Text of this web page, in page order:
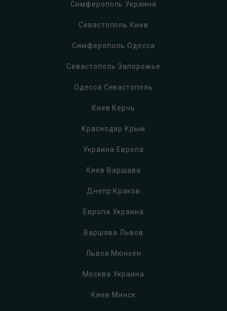
Симферополь Украина
Севастополь Киев
Симферополь Одесса
Севастополь Запорожье
Одесса Севастополь
Киев Керчь
Краснодар Крым
Украина Европа
Киев Варшава
Днепр Краков
Европа Украина
Варшава Львов
Львов Мюнхен
Москва Украина
Киев Минск